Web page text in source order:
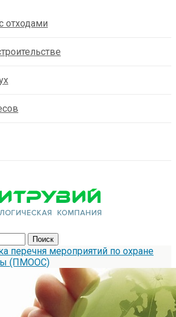
отходами
перечня мероприятий по охране
(ПМООС)